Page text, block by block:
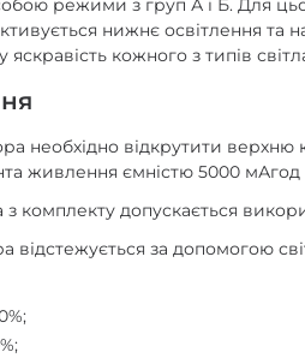
режими з груп А і Б. Для
нижнє освітлення та
кожного з типів
необхідно відкрутити верхню
живлення ємністю 5000
комплекту допускається
відстежується за допомогою